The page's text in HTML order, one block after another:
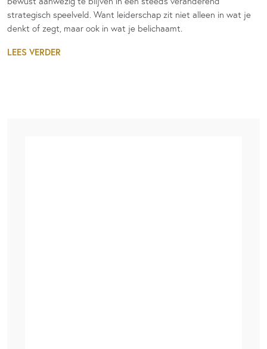
strategisch speelveld. Want leiderschap zit niet alleen in wat je
denkt of zegt, maar ook in wat je belichaamt.
LEES VERDER